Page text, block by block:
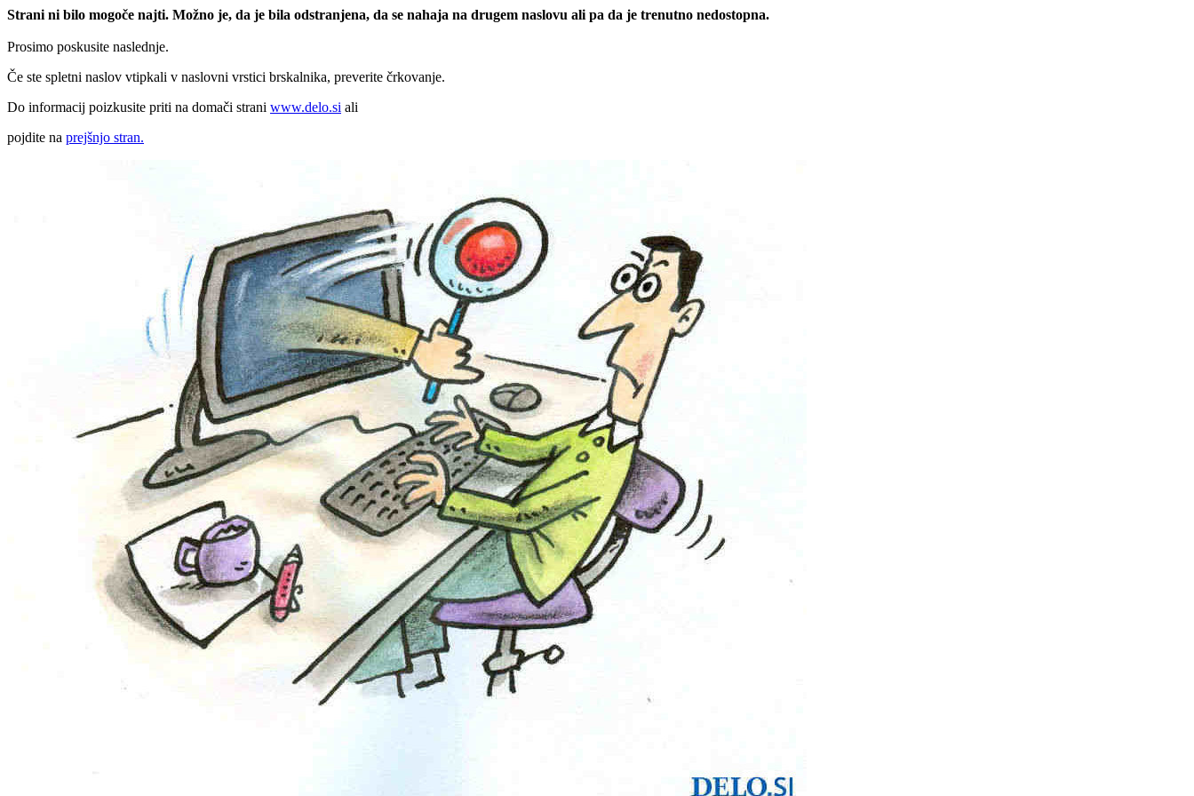
Strani ni bilo mogoče najti. Možno je, da je bila odstranjena, da se nahaja na drugem naslovu ali pa da je trenutno nedostopna.
Prosimo poskusite naslednje.
Če ste spletni naslov vtipkali v naslovni vrstici brskalnika, preverite črkovanje.
Do informacij poizkusite priti na domači strani www.delo.si ali
pojdite na prejšnjo stran.